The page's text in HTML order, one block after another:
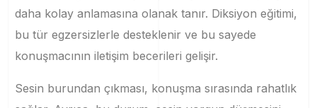
daha kolay anlamasına olanak tanır. Diksiyon eğitimi,
bu tür egzersizlerle desteklenir ve bu sayede
konuşmacının iletişim becerileri gelişir.
Sesin burundan çıkması, konuşma sırasında rahatlık